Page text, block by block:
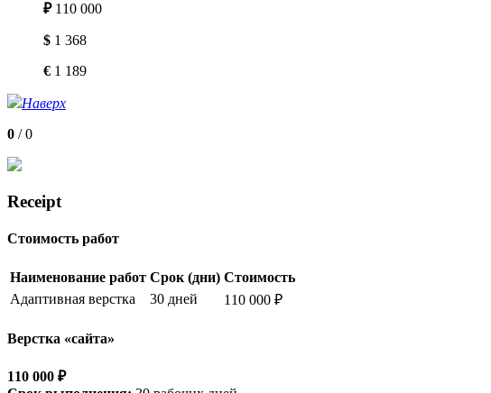
₽110 000
$ 1 368
€ 1 189
Наверх
0 /0
Receipt
Стоимость работ
Наименование работ Срок (дни) Стоимость
Адаптивная верстка
30 дней 110 000 ₽
Верстка «сайта»
110 000 ₽